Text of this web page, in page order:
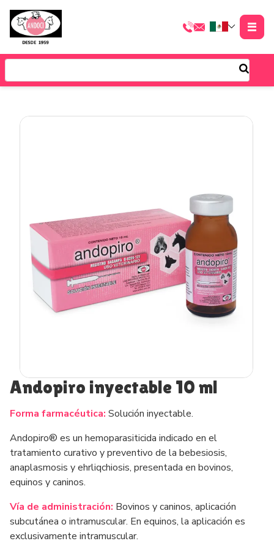
Andopiro inyectable 10 ml
Forma farmacéutica: Solución inyectable.
Andopiro® es un hemoparasiticida indicado en el
tratamiento curativo y preventivo de la bebesiosis,
anaplasmosis y ehrliqchiosis, presentada en bovinos,
equinos y caninos.
Vía de administración: Bovinos y caninos, aplicación
subcutánea o intramuscular. En equinos, la aplicación es
exclusivamente intramuscular.